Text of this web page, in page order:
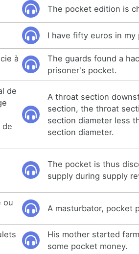
The pocket edition is
I have fifty euros in my
à
The guards found a
prisoner's pocket.
de
de
A throat section
section, the throat
section diameter less
section diameter.
The pocket is thus
supply during supply
ou
A masturbator, pocket
His mother started
some pocket money.